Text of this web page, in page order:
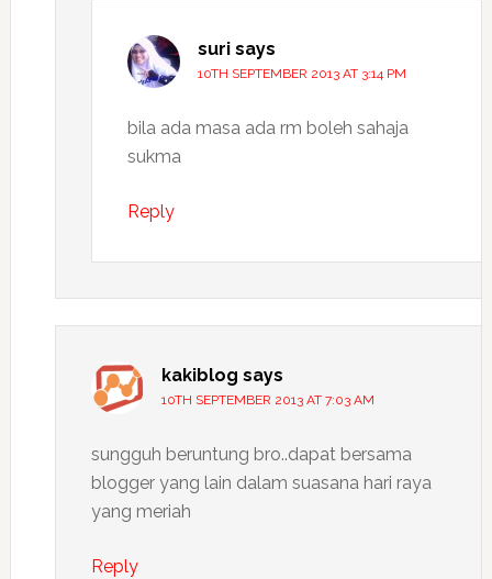
suri says
10TH SEPTEMBER 2013 AT 3:14 PM
bila ada masa ada rm boleh sahaja
sukma
Reply
kakiblog says
10TH SEPTEMBER 2013 AT 7:03 AM
sungguh beruntung bro..dapat bersama
blogger yang lain dalam suasana hari raya
yang meriah
Reply